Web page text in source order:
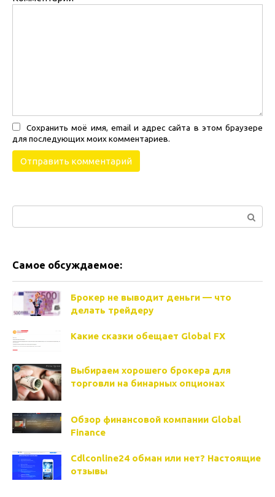
Сохранить моё имя, email и адрес сайта в этом браузере
для последующих моих комментариев.
Самое обсуждаемое:
Брокер не выводит деньги — что
делать трейдеру
Какие сказки обещает Global FX
Выбираем хорошего брокера для
торговли на бинарных опционах
Обзор финансовой компании Global
Finance
Cdlconline24 обман или нет? Настоящие
отзывы